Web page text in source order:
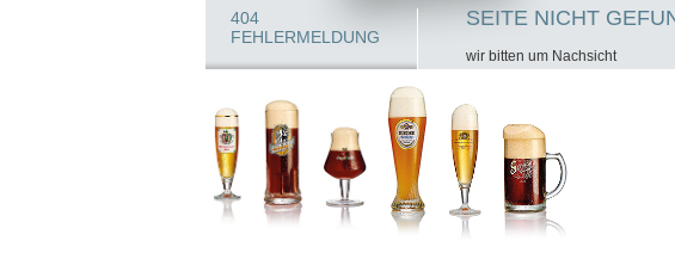
404
FEHLERMELDUNG
SEITE NICHT
wir bitten um Nachsicht